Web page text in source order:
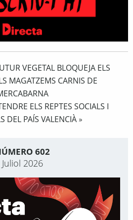
VEGETAL BLOQUEJA ELS
MAGATZEMS CARNIS DE
ELS REPTES SOCIALS I
DEL PAÍS VALENCIÀ »
602
Juliol 2026